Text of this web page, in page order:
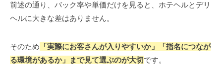
前述の通り、バック率や単価だけを見ると、ホテヘルとデリ
ヘルに大きな差はありません。
そのため 「実際にお客さんが入りやすいか」「指名につなが
る環境があるか」まで見て選ぶのが大切です。